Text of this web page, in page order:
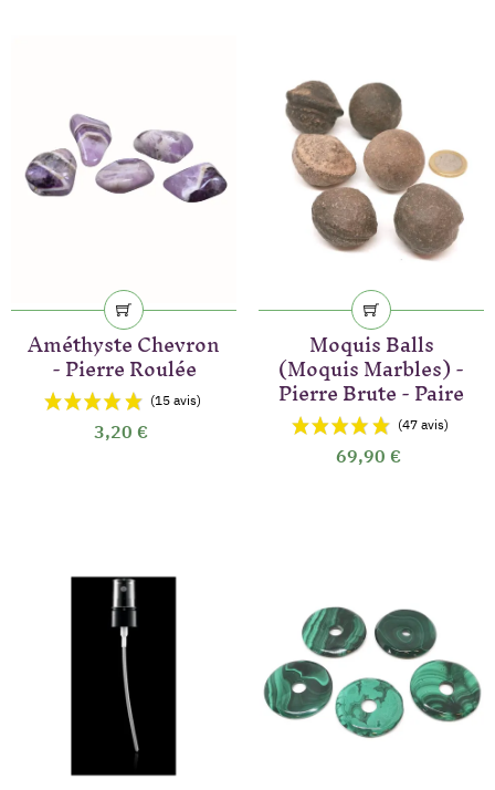
(44 avis)
Améthyste Chevron
- Pierre Roulée
3,20 €
Moquis Balls
(Moquis Marbles) -
Pierre Brute - Paire
69,90 €